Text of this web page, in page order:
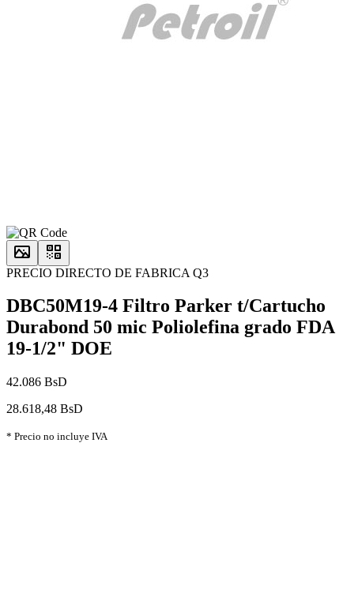
PRECIO DIRECTO DE FABRICA Q3
DBC50M19-4 Filtro Parker t/Cartucho
Durabond 50 mic Poliolefina grado FDA
19-1/2" DOE
42.086 BsD
28.618,48 BsD
* Precio no incluye IVA